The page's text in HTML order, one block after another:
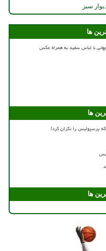
سبز
ها
با لباس سفید به همراه عکس
ها
پرسپولیس را نگران کرد!
ها